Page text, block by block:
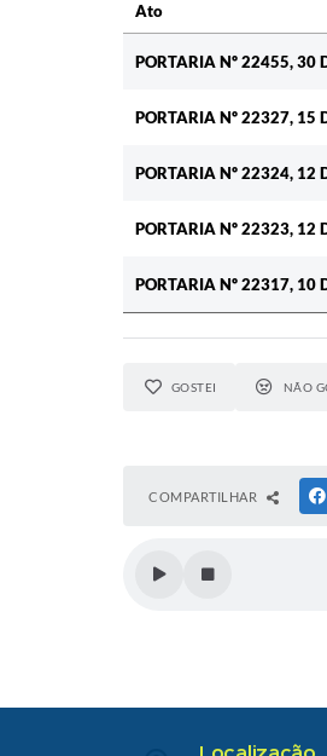
Ato
PORTARIA Nº 22455, 30
PORTARIA Nº 22327, 15
PORTARIA Nº 22324, 12
PORTARIA Nº 22323, 12
PORTARIA Nº 22317, 10
GOSTEI NÃO
COMPARTILHAR